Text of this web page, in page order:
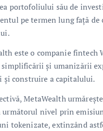
portofoliului său de
pe termen lung față de
este o companie fintech
simplificării și umanizării
construire a capitalului.
MetaWealth
următorul nivel prin
tokenizate, extinzând